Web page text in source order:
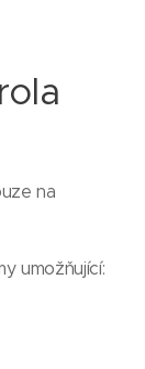
na
umožňující: